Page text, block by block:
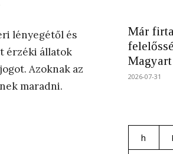
lényegétől és
érzéki állatok
Azoknak az
maradni.
Már
Magyart
2026-07-31
h